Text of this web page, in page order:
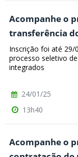
Acompanhe o
transferência
Inscrição foi até 29/
processo seletivo
integrados
24/01/25
13h40
Acompanhe o